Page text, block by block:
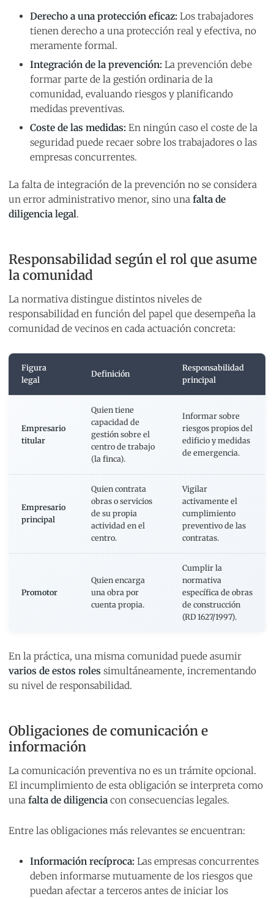
Derecho a una protección eficaz: Los trabajadores
tienen derecho a una protección real y efectiva, no
meramente formal.
Integración de la prevención: La prevención debe
formar parte de la gestión ordinaria de la
comunidad, evaluando riesgos y planificando
medidas preventivas.
Coste de las medidas: En ningún caso el coste de la
seguridad puede recaer sobre los trabajadores o las
empresas concurrentes.
La falta de integración de la prevención no se considera
un error administrativo menor, sino una falta de
diligencia legal.
Responsabilidad según el rol que asume
la comunidad
La normativa distingue distintos niveles de
responsabilidad en función del papel que desempeña la
comunidad de vecinos en cada actuación concreta:
Figura
legal
Definición
Responsabilidad
principal
Empresario
titular
Quien tiene
capacidad de
gestión sobre el
centro de trabajo
(la finca).
Informar sobre
riesgos propios del
edificio y medidas
de emergencia.
Empresario
principal
Quien contrata
obras o servicios
de su propia
actividad en el
centro.
Vigilar
activamente el
cumplimiento
preventivo de las
contratas.
Promotor
Quien encarga
una obra por
cuenta propia.
Cumplir la
normativa
específica de obras
de construcción
(RD 1627/1997).
En la práctica, una misma comunidad puede asumir
varios de estos roles simultáneamente, incrementando
su nivel de responsabilidad.
Obligaciones de comunicación e
información
La comunicación preventiva no es un trámite opcional.
El incumplimiento de esta obligación se interpreta como
una falta de diligencia con consecuencias legales.
Entre las obligaciones más relevantes se encuentran:
Información recíproca: Las empresas concurrentes
deben informarse mutuamente de los riesgos que
puedan afectar a terceros antes de iniciar los